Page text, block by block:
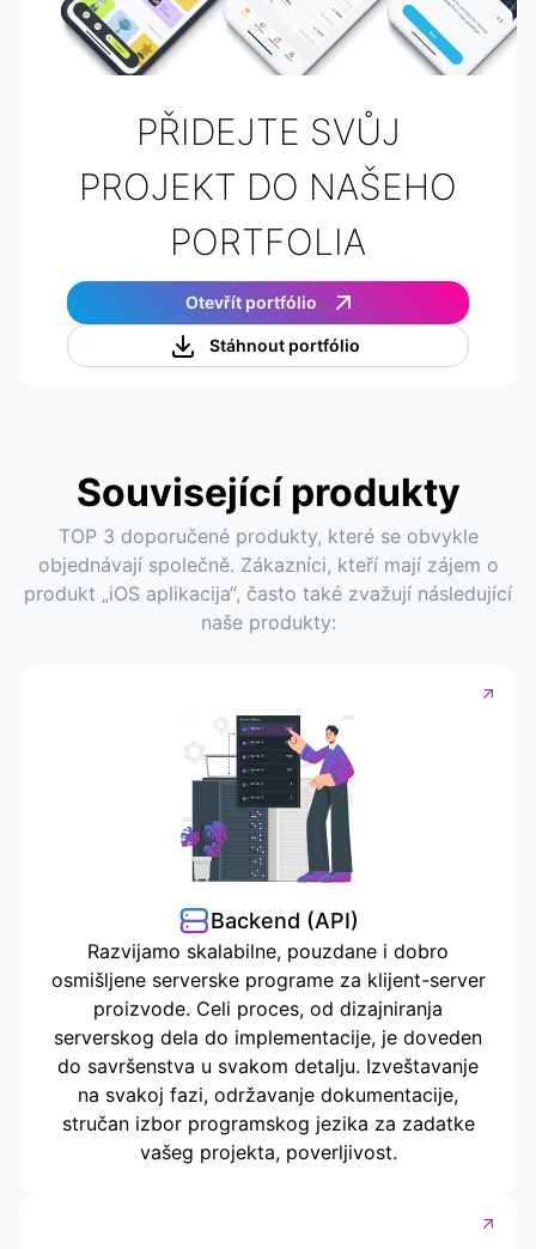
PŘIDEJTE SVŮJ
PROJEKT DO NAŠEHO
PORTFOLIA
Otevřít portfólio
Stáhnout portfólio
Související produkty
TOP 3 doporučené produkty, které se obvykle
objednávají společně. Zákazníci, kteří mají zájem o
produkt „iOS aplikacija“, často také zvažují následující
naše produkty:
Backend (API)
Razvijamo skalabilne, pouzdane i dobro
osmišljene serverske programe za klijent-server
proizvode. Celi proces, od dizajniranja
serverskog dela do implementacije, je doveden
do savršenstva u svakom detalju. Izveštavanje
na svakoj fazi, održavanje dokumentacije,
stručan izbor programskog jezika za zadatke
vašeg projekta, poverljivost.